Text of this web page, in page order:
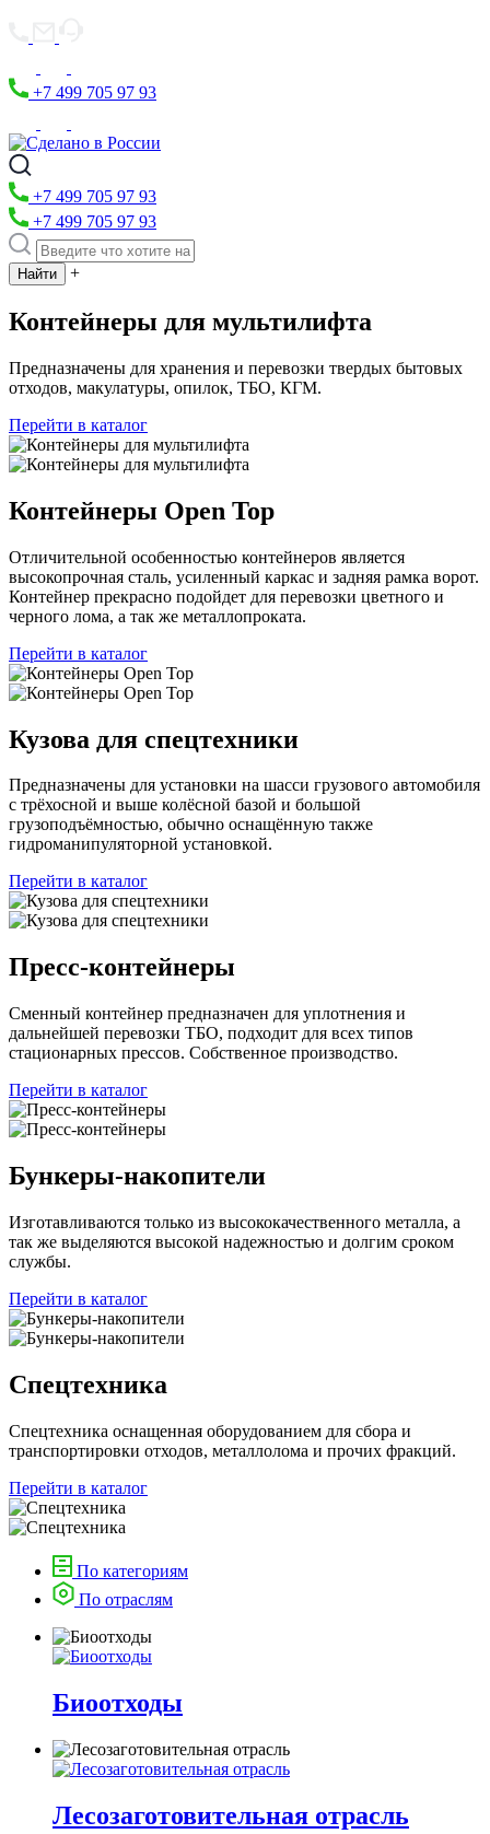
+7 499 705 97 93
+7 499 705 97 93
+7 499 705 97 93
+
Контейнеры для мультилифта
Предназначены для хранения и перевозки твердых бытовых
отходов, макулатуры, опилок, ТБО, КГМ.
Перейти в каталог
Контейнеры Open Top
Отличительной особенностью контейнеров является
высокопрочная сталь, усиленный каркас и задняя рамка ворот.
Контейнер прекрасно подойдет для перевозки цветного и
черного лома, а так же металлопроката.
Перейти в каталог
Кузова для спецтехники
Предназначены для установки на шасси грузового автомобиля
с трёхосной и выше колёсной базой и большой
грузоподъёмностью, обычно оснащённую также
гидроманипуляторной установкой.
Перейти в каталог
Пресс-контейнеры
Сменный контейнер предназначен для уплотнения и
дальнейшей перевозки ТБО, подходит для всех типов
стационарных прессов. Собственное производство.
Перейти в каталог
Бункеры-накопители
Изготавливаются только из высококачественного металла, а
так же выделяются высокой надежностью и долгим сроком
службы.
Перейти в каталог
Спецтехника
Спецтехника оснащенная оборудованием для сбора и
транспортировки отходов, металлолома и прочих фракций.
Перейти в каталог
По категориям
По отраслям
Биоотходы
Лесозаготовительная отрасль